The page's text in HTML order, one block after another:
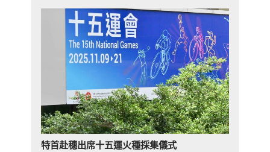
特首赴穗出席十五運火種採集儀式